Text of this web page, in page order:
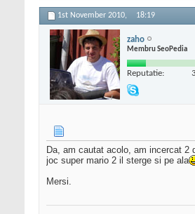
1st November 2010, 18:19
zaho
Membru SeoPedia
Reputatie:
Da, am cautat acolo, am incercat
joc super mario 2 il sterge si pe ala
Mersi.